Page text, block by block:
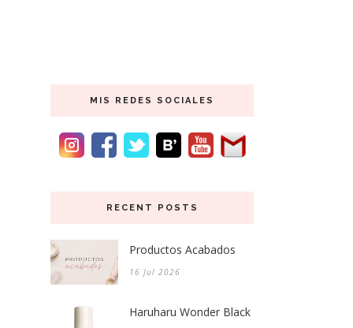
MIS REDES SOCIALES
RECENT POSTS
Productos Acabados
16 Jul 2026
Haruharu Wonder Black